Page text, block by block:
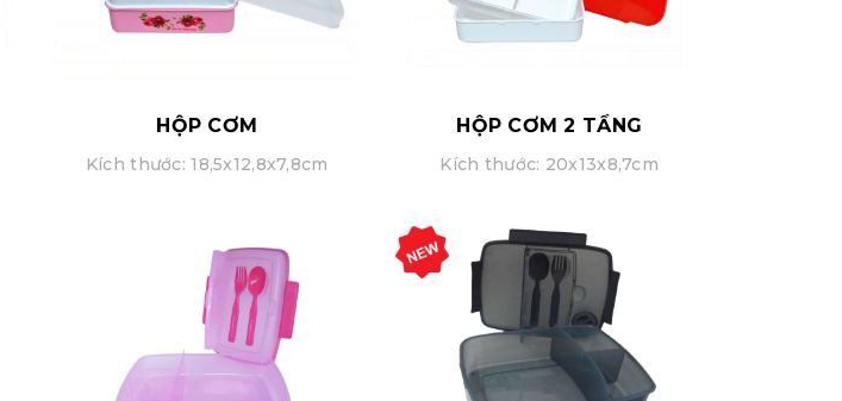
HỘP CƠM
Kích thước: 18,5x12,8x7,8cm
HỘP CƠM 2 TẦNG
Kích thước: 20x13x8,7cm